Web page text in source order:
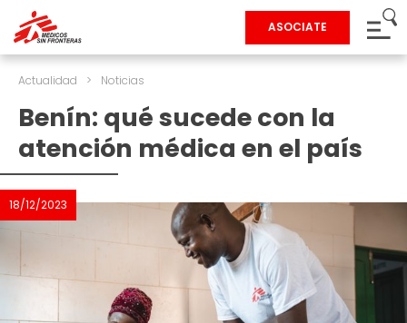
ASOCIATE
Actualidad > Noticias
Benín: qué sucede con la
atención médica en el país
18/12/2023